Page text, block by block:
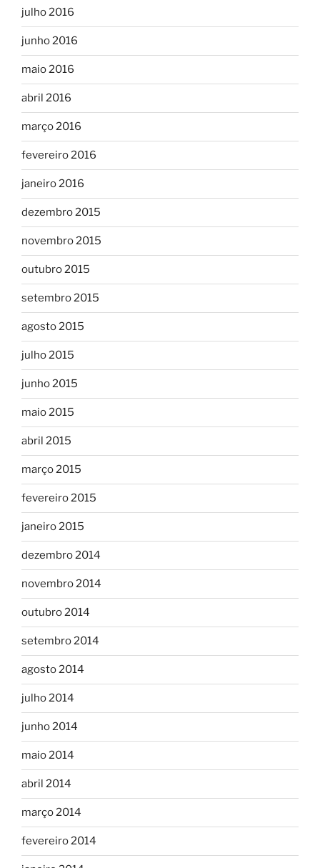
julho 2016
junho 2016
maio 2016
abril 2016
março 2016
fevereiro 2016
janeiro 2016
dezembro 2015
novembro 2015
outubro 2015
setembro 2015
agosto 2015
julho 2015
junho 2015
maio 2015
abril 2015
março 2015
fevereiro 2015
janeiro 2015
dezembro 2014
novembro 2014
outubro 2014
setembro 2014
agosto 2014
julho 2014
junho 2014
maio 2014
abril 2014
março 2014
fevereiro 2014